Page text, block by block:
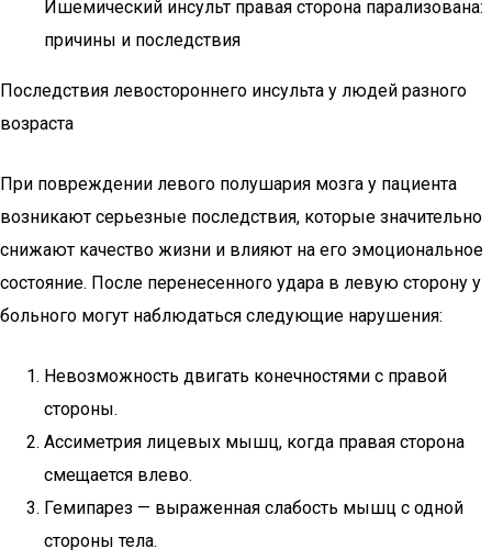
Ишемический инсульт правая сторона парализована:
причины и последствия
Последствия левостороннего инсульта у людей разного
возраста
При повреждении левого полушария мозга у пациента
возникают серьезные последствия, которые значительно
снижают качество жизни и влияют на его эмоциональное
состояние. После перенесенного удара в левую сторону у
больного могут наблюдаться следующие нарушения:
Невозможность двигать конечностями с правой
стороны.
Ассиметрия лицевых мышц, когда правая сторона
смещается влево.
Гемипарез — выраженная слабость мышц с одной
стороны тела.